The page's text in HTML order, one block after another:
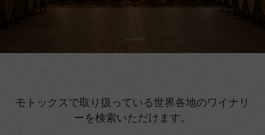
モトックスで取り扱っている世界各地のワイナリ
ーを検索いただけます。